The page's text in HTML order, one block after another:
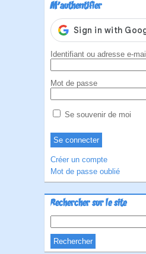
M'authentifier
Identifiant ou adresse e-mail
Mot de passe
Se souvenir de moi
Créer un compte
Mot de passe oublié
Rechercher sur le site